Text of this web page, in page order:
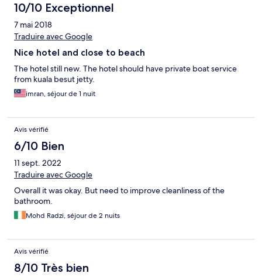
10/10 Exceptionnel
7 mai 2018
Traduire avec Google
Nice hotel and close to beach
The hotel still new. The hotel should have private boat service
from kuala besut jetty.
imran, séjour de 1 nuit
Avis vérifié
6/10 Bien
11 sept. 2022
Traduire avec Google
Overall it was okay. But need to improve cleanliness of the
bathroom.
Mohd Radzi, séjour de 2 nuits
Avis vérifié
8/10 Très bien